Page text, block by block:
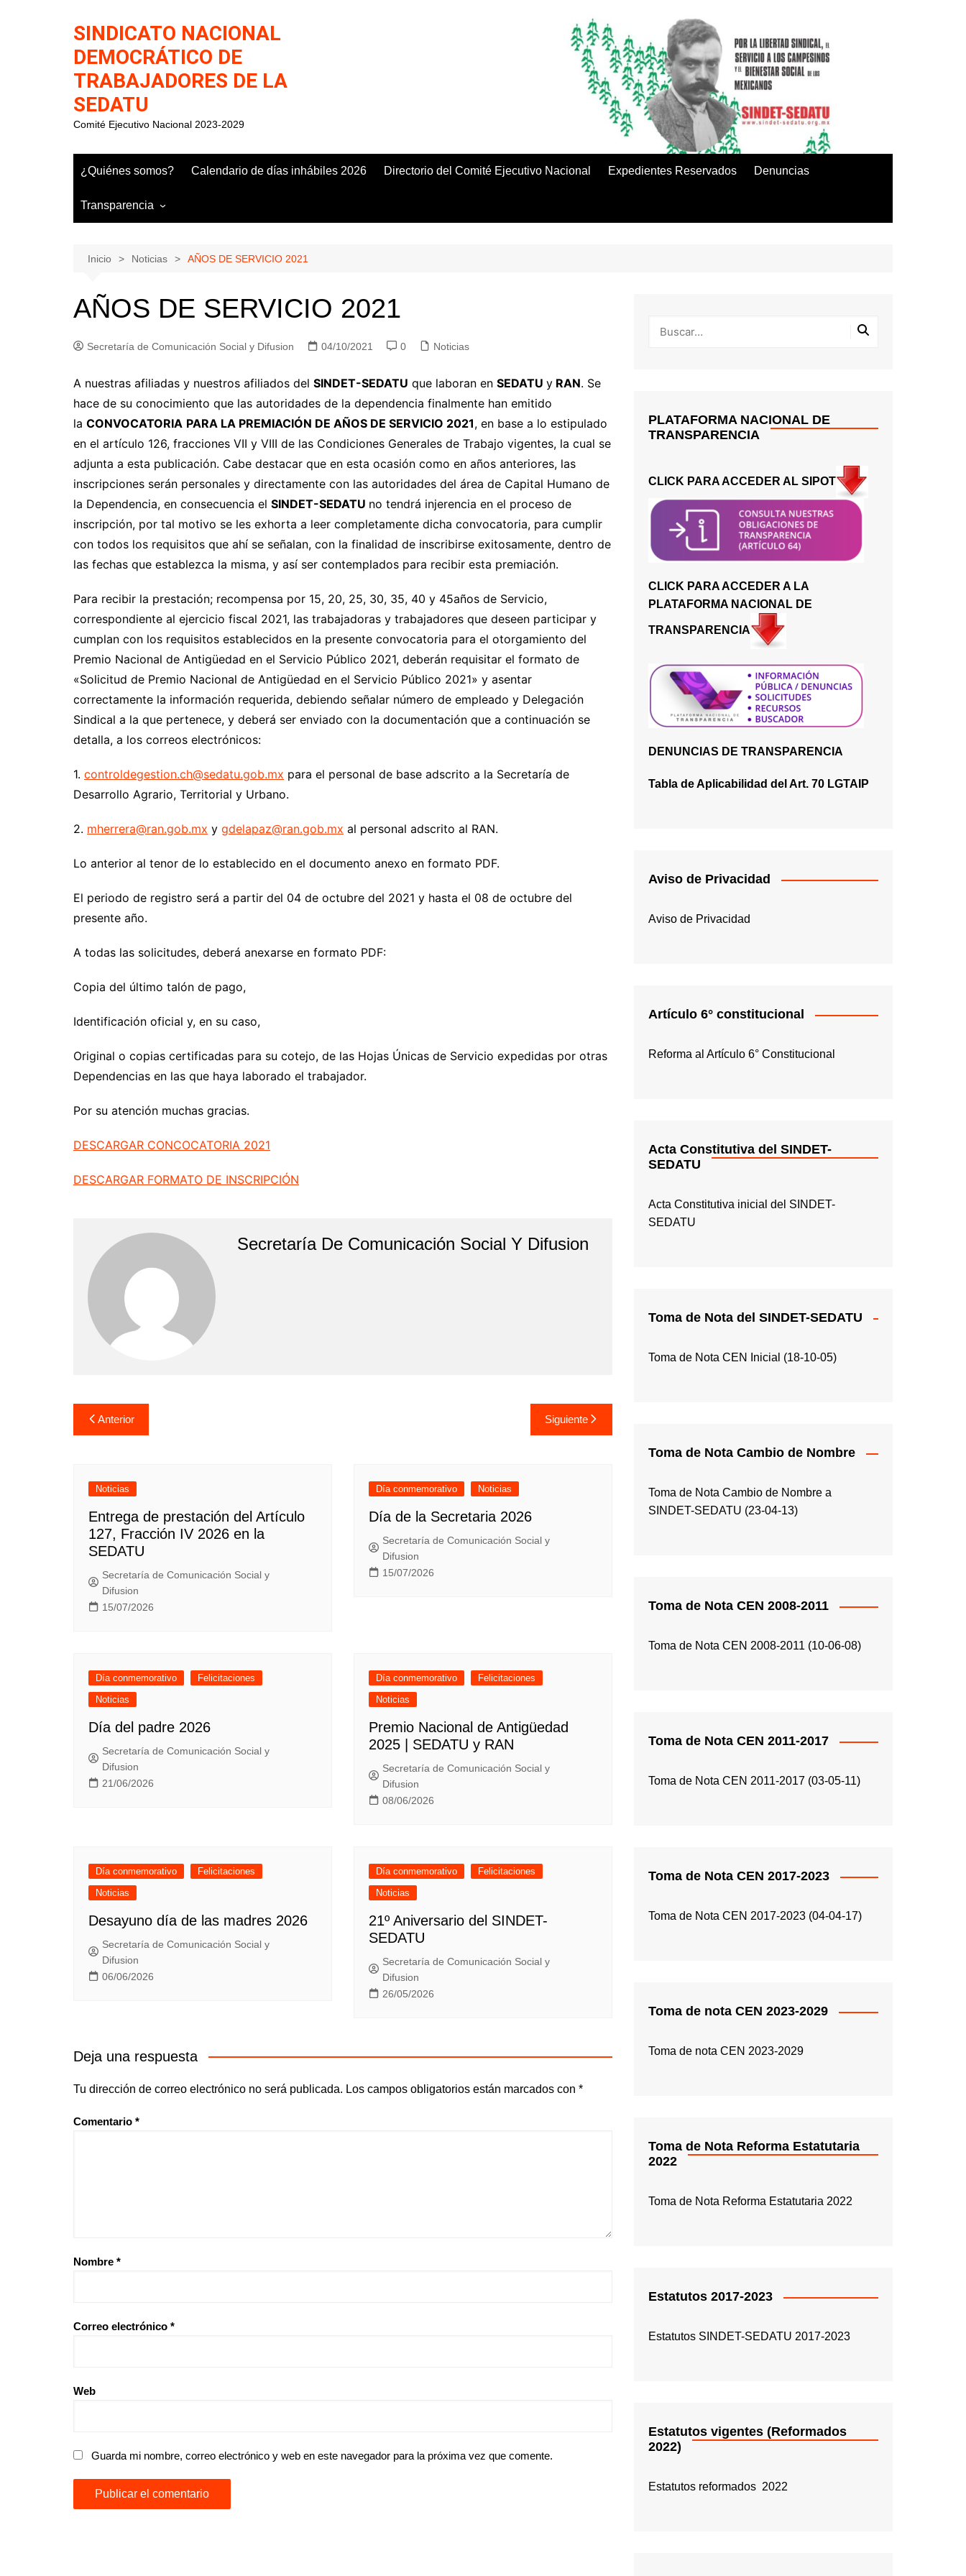
SINDICATO NACIONAL
DEMOCRÁTICO DE
TRABAJADORES DE LA
SEDATU
Comité Ejecutivo Nacional 2023-2029
¿Quiénes somos? Calendario de días inhábiles 2026 Directorio del Comité Ejecutivo Nacional Expedientes Reservados Denuncias
Transparencia
Inicio Noticias AÑOS DE SERVICIO 2021
AÑOS DE SERVICIO 2021
Secretaría de Comunicación Social y Difusion 04/10/2021 0 Noticias
A nuestras afiliadas y nuestros afiliados del SINDET-SEDATU que laboran en SEDATU y RAN. Se
hace de su conocimiento que las autoridades de la dependencia finalmente han emitido
la CONVOCATORIA PARA LA PREMIACIÓN DE AÑOS DE SERVICIO 2021, en base a lo estipulado
en el artículo 126, fracciones VII y VIII de las Condiciones Generales de Trabajo vigentes, la cual se
adjunta a esta publicación. Cabe destacar que en esta ocasión como en años anteriores, las
inscripciones serán personales y directamente con las autoridades del área de Capital Humano de
la Dependencia, en consecuencia el SINDET-SEDATU no tendrá injerencia en el proceso de
inscripción, por tal motivo se les exhorta a leer completamente dicha convocatoria, para cumplir
con todos los requisitos que ahí se señalan, con la finalidad de inscribirse exitosamente, dentro de
las fechas que establezca la misma, y así ser contemplados para recibir esta premiación.
Para recibir la prestación; recompensa por 15, 20, 25, 30, 35, 40 y 45años de Servicio,
correspondiente al ejercicio fiscal 2021, las trabajadoras y trabajadores que deseen participar y
cumplan con los requisitos establecidos en la presente convocatoria para el otorgamiento del
Premio Nacional de Antigüedad en el Servicio Público 2021, deberán requisitar el formato de
«Solicitud de Premio Nacional de Antigüedad en el Servicio Público 2021» y asentar
correctamente la información requerida, debiendo señalar número de empleado y Delegación
Sindical a la que pertenece, y deberá ser enviado con la documentación que a continuación se
detalla, a los correos electrónicos:
1. controldegestion.ch@sedatu.gob.mx para el personal de base adscrito a la Secretaría de
Desarrollo Agrario, Territorial y Urbano.
2. mherrera@ran.gob.mx y gdelapaz@ran.gob.mx al personal adscrito al RAN.
Lo anterior al tenor de lo establecido en el documento anexo en formato PDF.
El periodo de registro será a partir del 04 de octubre del 2021 y hasta el 08 de octubre del
presente año.
A todas las solicitudes, deberá anexarse en formato PDF:
Copia del último talón de pago,
Identificación oficial y, en su caso,
Original o copias certificadas para su cotejo, de las Hojas Únicas de Servicio expedidas por otras
Dependencias en las que haya laborado el trabajador.
Por su atención muchas gracias.
DESCARGAR CONCOCATORIA 2021
DESCARGAR FORMATO DE INSCRIPCIÓN
Secretaría De Comunicación Social Y Difusion
Navegación
de
Anterior Siguiente
Noticias
Entrega de prestación del Artículo
127, Fracción IV 2026 en la
SEDATU
Secretaría de Comunicación Social y
Difusion
15/07/2026
Día conmemorativo Noticias
Día de la Secretaria 2026
Secretaría de Comunicación Social y
Difusion
15/07/2026
Día conmemorativo
Felicitaciones
Noticias
Día del padre 2026
Secretaría de Comunicación Social y
Difusion
21/06/2026
Día conmemorativo
Felicitaciones
Noticias
Premio Nacional de Antigüedad
2025 | SEDATU y RAN
Secretaría de Comunicación Social y
Difusion
08/06/2026
Día conmemorativo
Felicitaciones
Noticias
Desayuno día de las madres 2026
Secretaría de Comunicación Social y
Difusion
06/06/2026
Día conmemorativo
Felicitaciones
Noticias
21º Aniversario del SINDET-
SEDATU
Secretaría de Comunicación Social y
Difusion
26/05/2026
Deja una respuesta
Tu dirección de correo electrónico no será publicada. Los campos obligatorios están marcados con *
Comentario *
Nombre *
Correo electrónico *
Web
Guarda mi nombre, correo electrónico y web en este navegador para la próxima vez que comente.
PLATAFORMA NACIONAL DE
TRANSPARENCIA
CLICK PARA ACCEDER AL SIPOT
CLICK PARA ACCEDER A LA
PLATAFORMA NACIONAL DE
TRANSPARENCIA
DENUNCIAS DE TRANSPARENCIA
Tabla de Aplicabilidad del Art. 70 LGTAIP
Aviso de Privacidad
Aviso de Privacidad
Artículo 6° constitucional
Reforma al Artículo 6° Constitucional
Acta Constitutiva del SINDET-
SEDATU
Acta Constitutiva inicial del SINDET-
SEDATU
Toma de Nota del SINDET-SEDATU
Toma de Nota CEN Inicial (18-10-05)
Toma de Nota Cambio de Nombre
Toma de Nota Cambio de Nombre a
SINDET-SEDATU (23-04-13)
Toma de Nota CEN 2008-2011
Toma de Nota CEN 2008-2011 (10-06-08)
Toma de Nota CEN 2011-2017
Toma de Nota CEN 2011-2017 (03-05-11)
Toma de Nota CEN 2017-2023
Toma de Nota CEN 2017-2023 (04-04-17)
Toma de nota CEN 2023-2029
Toma de nota CEN 2023-2029
Toma de Nota Reforma Estatutaria
2022
Toma de Nota Reforma Estatutaria 2022
Estatutos 2017-2023
Estatutos SINDET-SEDATU 2017-2023
Estatutos vigentes (Reformados
2022)
Estatutos reformados 2022